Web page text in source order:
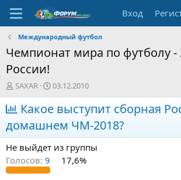
Вход
Международный футбол
Чемпионат мира по футболу -
России!
А
в
т
о
р
т
е
м
ы
SAXAR
Д
а
т
а
н
а
ч
03.12.2010
Какое выступит сборная
домашнем ЧМ-2018?
Не выйдет из группы
Голосов: 9 17,6%